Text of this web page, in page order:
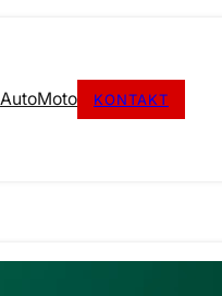
AutoMoto KONTAKT